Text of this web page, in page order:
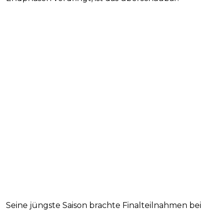
Seine jüngste Saison brachte Finalteilnahmen bei